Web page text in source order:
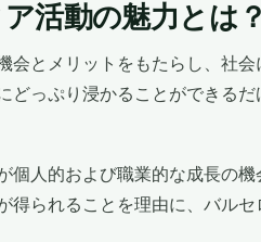
活動の魅力とは？
とメリットをもたらし、社
どっぷり浸かることができる
個人的および職業的な成長の
られることを理由に、バルセ